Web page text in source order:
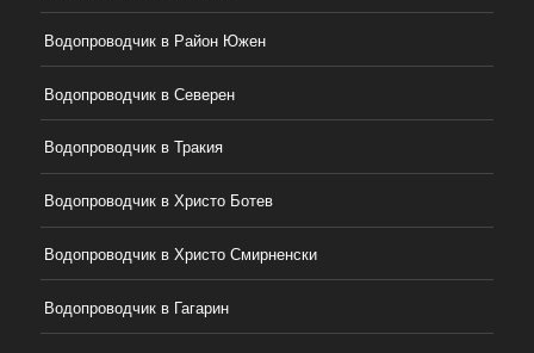
Водопроводчик в Район Южен
Водопроводчик в Северен
Водопроводчик в Тракия
Водопроводчик в Христо Ботев
Водопроводчик в Христо Смирненски
Водопроводчик в Гагарин